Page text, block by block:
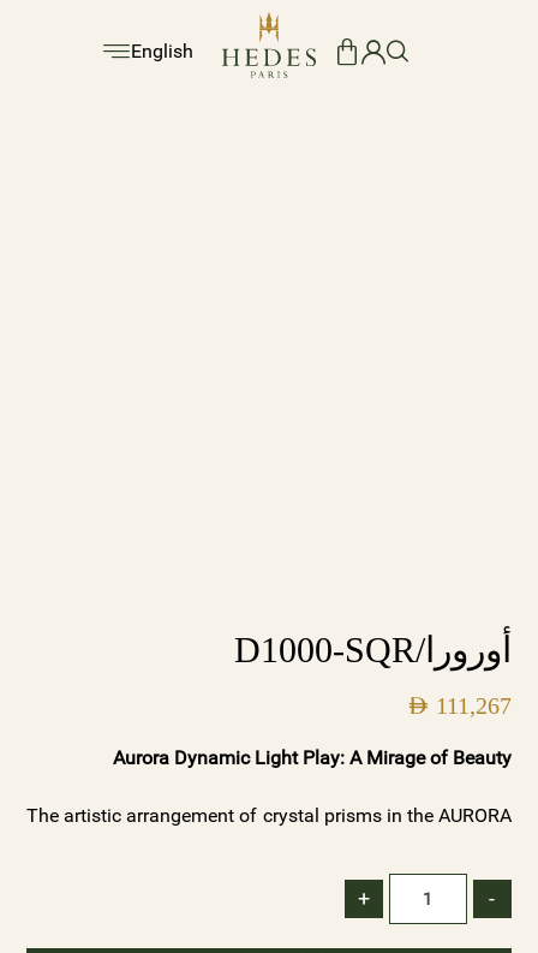
English
أورورا/D1000-SQR
AED 111,267
Aurora Dynamic Light Play: A Mirage of Beauty
The artistic arrangement of crystal prisms in the AURORA
shadow. As light dances through the varied textures, it
forms captivating patterns that ebb and flow, reminiscent
-
+